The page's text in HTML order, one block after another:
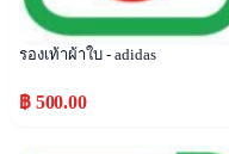
รองเท้าผ้าใบ - adidas
฿ 500.00